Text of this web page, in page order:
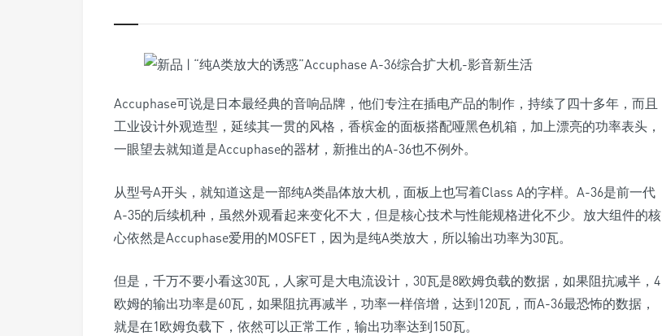
Accuphase可说是日本最经典的音响品牌，他们专注在插电产品的制作，持续了四十多年，而且
工业设计外观造型，延续其一贯的风格，香槟金的面板搭配哑黑色机箱，加上漂亮的功率表头，
一眼望去就知道是Accuphase的器材，新推出的A-36也不例外。
从型号A开头，就知道这是一部纯A类晶体放大机，面板上也写着Class A的字样。A-36是前一代
A-35的后续机种，虽然外观看起来变化不大，但是核心技术与性能规格进化不少。放大组件的核
心依然是Accuphase爱用的MOSFET，因为是纯A类放大，所以输出功率为30瓦。
但是，千万不要小看这30瓦，人家可是大电流设计，30瓦是8欧姆负载的数据，如果阻抗减半，4
欧姆的输出功率是60瓦，如果阻抗再减半，功率一样倍增，达到120瓦，而A-36最恐怖的数据，
就是在1欧姆负载下，依然可以正常工作，输出功率达到150瓦。